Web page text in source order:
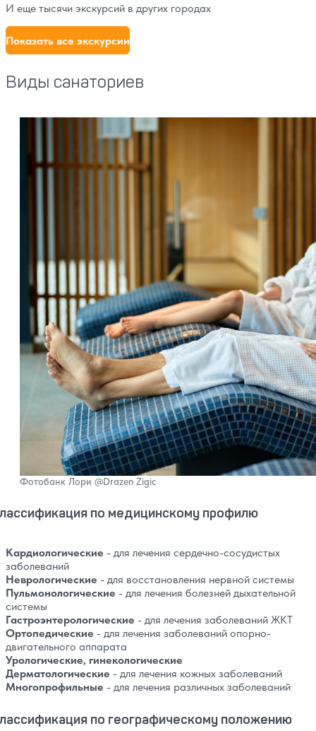
И еще тысячи экскурсий в других городах
Показать все экскурсии
Виды санаториев
Фотобанк Лори @Drazen Zigic
по медицинскому профилю
Кардиологические - для лечения сердечно-сосудистых
заболеваний
Неврологические - для восстановления нервной системы
Пульмонологические - для лечения болезней дыхательной
системы
Гастроэнтерологические - для лечения заболеваний ЖКТ
Ортопедические - для лечения заболеваний опорно-
двигательного аппарата
Урологические, гинекологические
Дерматологические - для лечения кожных заболеваний
Многопрофильные - для лечения различных заболеваний
по географическому положению